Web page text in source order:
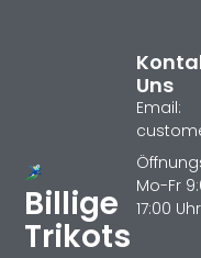
Billige
Trikots
Uns
Email:
Mo-Fr
17:00 Uhr